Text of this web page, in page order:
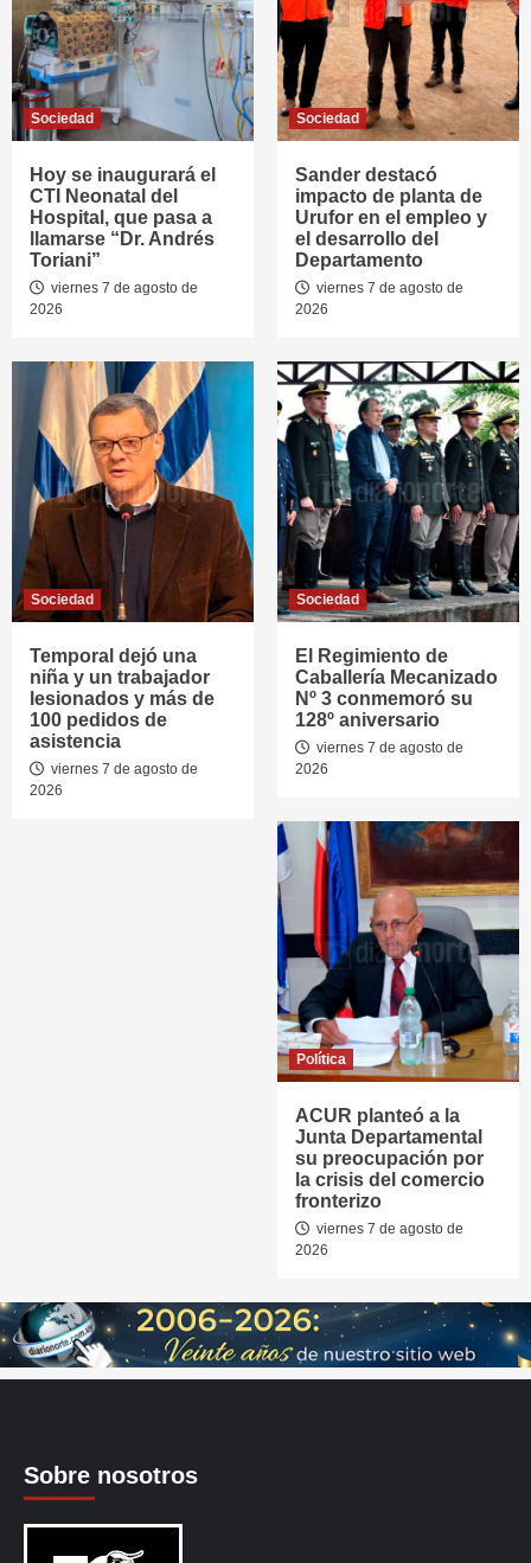
Sociedad
Hoy se inaugurará el
CTI Neonatal del
Hospital, que pasa a
llamarse “Dr. Andrés
Toriani”
viernes 7 de agosto de
2026
Sociedad
Sander destacó
impacto de planta de
Urufor en el empleo y
el desarrollo del
Departamento
viernes 7 de agosto de
2026
Sociedad
Temporal dejó una
niña y un trabajador
lesionados y más de
100 pedidos de
asistencia
viernes 7 de agosto de
2026
Sociedad
El Regimiento de
Caballería Mecanizado
Nº 3 conmemoró su
128º aniversario
viernes 7 de agosto de
2026
Política
ACUR planteó a la
Junta Departamental
su preocupación por
la crisis del comercio
fronterizo
viernes 7 de agosto de
2026
Sobre nosotros